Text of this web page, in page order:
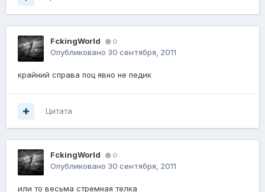
FckingWorld 0
Опубликовано 30 сентября, 2011
крайний справа поц явно не педик
Цитата
FckingWorld 0
Опубликовано 30 сентября, 2011
или то весьма стремная телка